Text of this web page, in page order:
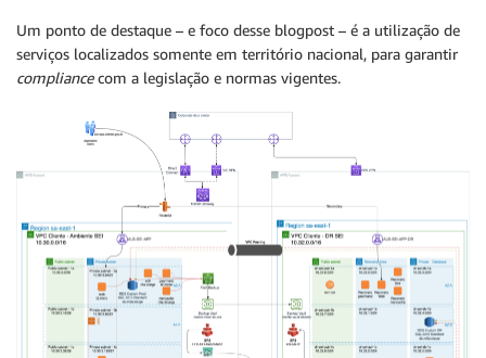
Um ponto de destaque – e foco desse blogpost – é a utilização de
serviços localizados somente em território nacional, para garantir
compliancecom a legislação e normas vigentes.